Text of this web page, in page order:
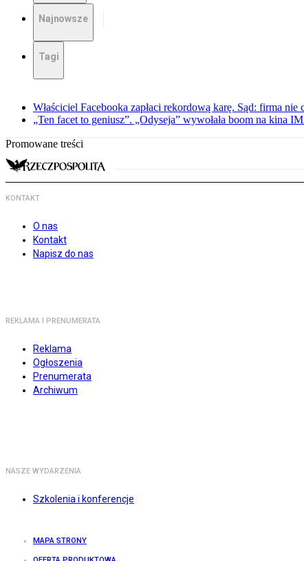
Najnowsze
Tagi
Właściciel Facebooka zapłaci rekordową karę. Sąd: firma nie
„Ten facet to geniusz”. „Odyseja” wywołała boom na kina
Promowane treści
KONTAKT
O nas
Kontakt
Napisz do nas
REKLAMA I PRENUMERATA
Reklama
Ogłoszenia
Prenumerata
Archiwum
NASZE WYDARZENIA
Szkolenia i konferencje
MAPA STRONY